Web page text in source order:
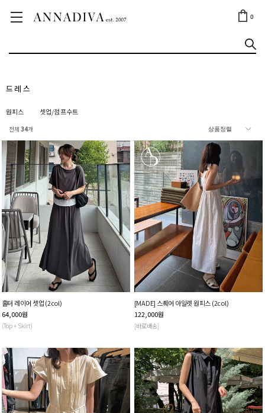
0
ANNA JEWELRY
드레스
원피스 셋업/점프수트
전체 34개
홀터 레이어 셋업 (2col)
64,000원
(Top + Skirt)
[MADE] 스퀘어 아일렛 원피스 (2col)
122,000원
[바로배송]